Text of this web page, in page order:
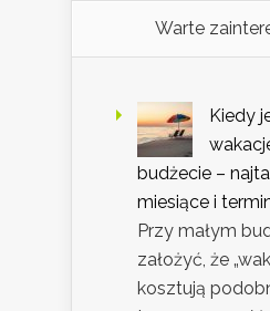
Warte
Kiedy
budżecie –
miesiące i
Przy małym
założyć, że
kosztują